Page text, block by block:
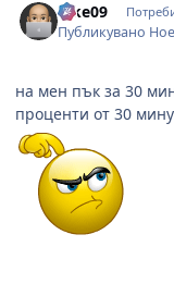
kike09
Публикувано
на мен пък за 30
проценти от 30